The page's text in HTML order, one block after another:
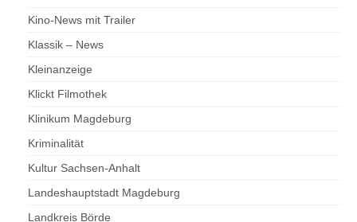
Kino-News mit Trailer
Klassik – News
Kleinanzeige
Klickt Filmothek
Klinikum Magdeburg
Kriminalität
Kultur Sachsen-Anhalt
Landeshauptstadt Magdeburg
Landkreis Börde